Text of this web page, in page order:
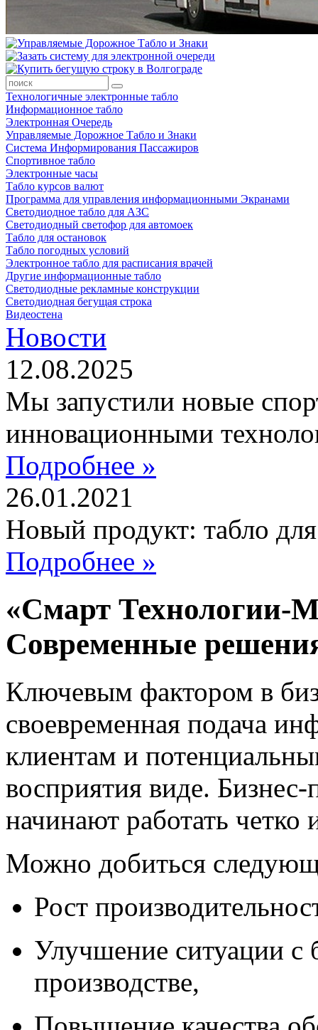
Технологичные электронные табло
Информационное табло
Электронная Очередь
Управляемые Дорожное Табло и Знаки
Система Информирования Пассажиров
Спортивное табло
Электронные часы
Табло курсов валют
Программа для управления информационными Экранами
Светодиодное табло для АЗС
Светодиодный светофор для автомоек
Табло для остановок
Табло погодных условий
Электронное табло для расписания врачей
Другие информационные табло
Светодиодные рекламные конструкции
Светодиодная бегущая строка
Видеостена
Новости
12.08.2025
Мы запустили новые
инновационными
Подробнее »
26.01.2021
Новый продукт: табло
Подробнее »
«Смарт Технологии-
Современные
Ключевым фактором в
своевременная подача
клиентам и
восприятия виде.
начинают работать четко
Можно добиться
Рост
Улучшение ситуации с
производстве,